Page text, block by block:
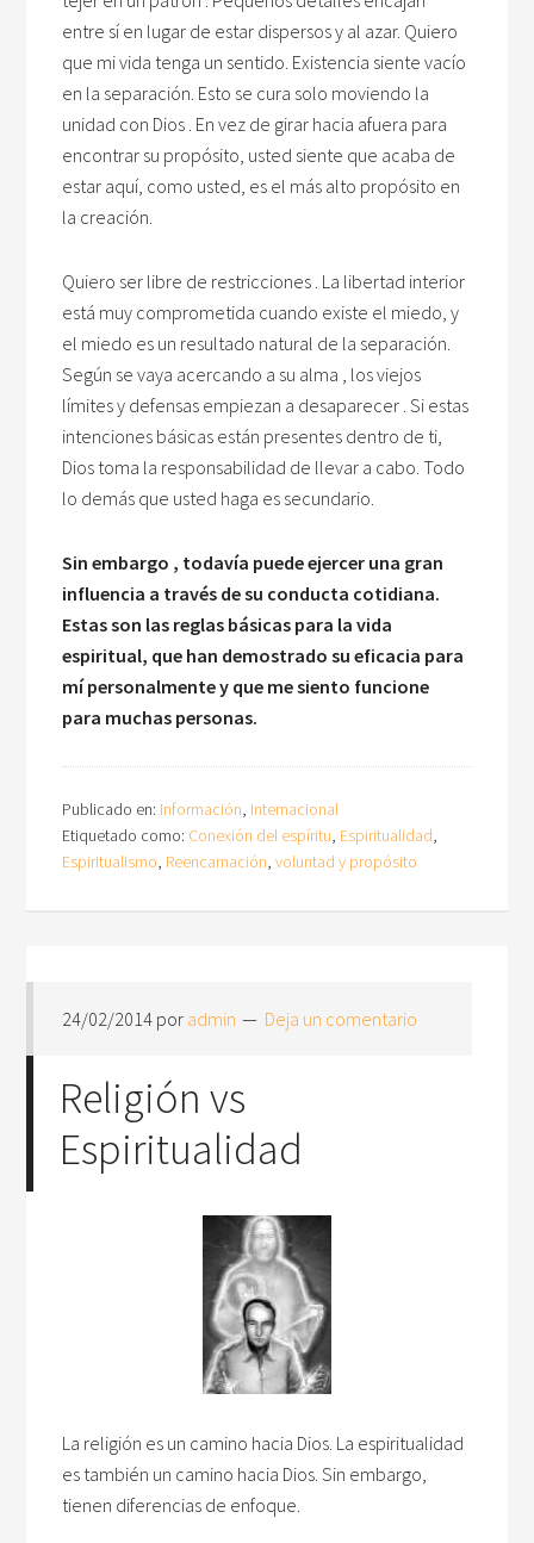
entre sí en lugar de estar dispersos y al azar. Quiero
que mi vida tenga un sentido. Existencia siente vacío
en la separación. Esto se cura solo moviendo la
unidad con Dios . En vez de girar hacia afuera para
encontrar su propósito, usted siente que acaba de
estar aquí, como usted, es el más alto propósito en
la creación.
Quiero ser libre de restricciones . La libertad interior
está muy comprometida cuando existe el miedo, y
el miedo es un resultado natural de la separación.
Según se vaya acercando a su alma , los viejos
límites y defensas empiezan a desaparecer . Si estas
intenciones básicas están presentes dentro de ti,
Dios toma la responsabilidad de llevar a cabo. Todo
lo demás que usted haga es secundario.
Sin embargo , todavía puede ejercer una gran
influencia a través de su conducta cotidiana.
Estas son las reglas básicas para la vida
espiritual, que han demostrado su eficacia para
mí personalmente y que me siento funcione
para muchas personas.
Publicado en: Información, Internacional
Etiquetado como: Conexión del espíritu, Espiritualidad,
Espiritualismo, Reencarnación,voluntad y propósito
24/02/2014 por admin Deja un comentario
Religión vs
Espiritualidad
La religión es un camino hacia Dios. La espiritualidad
es también un camino hacia Dios. Sin embargo,
tienen diferencias de enfoque.